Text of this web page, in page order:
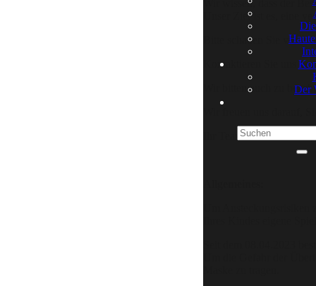
Der
Wir wissen, dass der
Unser Ziel ist es, eine
Bitte schauen Sie vor
Kontaktieren Sie uns
Wir bitten auch zu
Wir freuen uns darauf,
Ihr Team der
Um
Ihres Kindes eigene
Seit dem 08.04.2023
Um die Gefahr der